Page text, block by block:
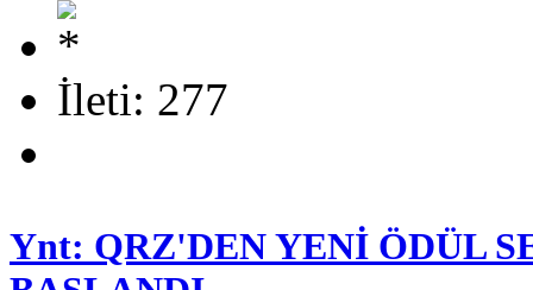
İleti: 277
Ynt: QRZ'DEN YENİ ÖDÜL